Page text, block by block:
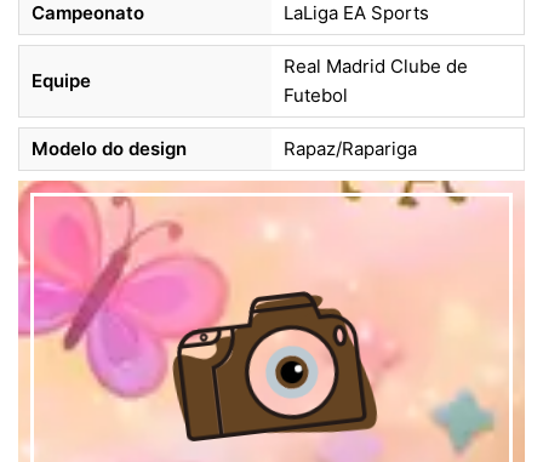
Campeonato LaLiga EA Sports
Equipe
Real Madrid Clube de
Futebol
Modelo do design Rapaz/Rapariga